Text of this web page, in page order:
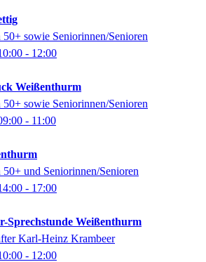
sowie Seniorinnen/Senioren
- 12:00
Weißenthurm
sowie Seniorinnen/Senioren
- 11:00
und Seniorinnen/Senioren
- 17:00
Sprechstunde Weißenthurm
Karl-Heinz Krambeer
- 12:00